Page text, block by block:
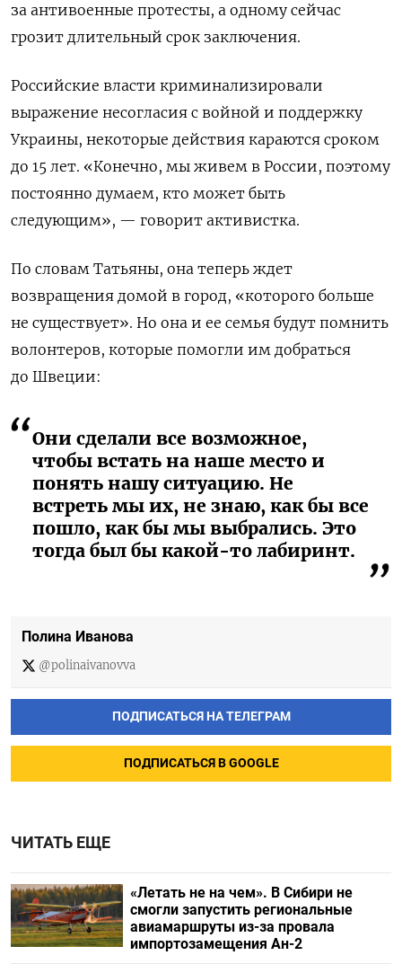
за антивоенные протесты, а одному сейчас
грозит длительный срок заключения.
Российские власти криминализировали
выражение несогласия с войной и поддержку
Украины, некоторые действия караются сроком
до 15 лет. «Конечно, мы живем в России, поэтому
постоянно думаем, кто может быть
следующим», — говорит активистка.
По словам Татьяны, она теперь ждет
возвращения домой в город, «которого больше
не существует». Но она и ее семья будут помнить
волонтеров, которые помогли им добраться
до Швеции:
Они сделали все возможное,
чтобы встать на наше место и
понять нашу ситуацию. Не
встреть мы их, не знаю, как бы все
пошло, как бы мы выбрались. Это
тогда был бы какой-то лабиринт.
Полина Иванова
@polinaivanovva
ПОДПИСАТЬСЯ НА ТЕЛЕГРАМ
ПОДПИСАТЬСЯ В GOOGLE
ЧИТАТЬ ЕЩЕ
«Летать не на чем». В Сибири не
смогли запустить региональные
авиамаршруты из-за провала
импортозамещения Ан-2